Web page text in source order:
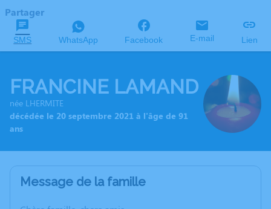
Partager
SMS WhatsApp Facebook E-mail Lien
FRANCINE LAMAND
née LHERMITE
décédée le 20 septembre 2021 à l'âge de 91
ans
Message de la famille